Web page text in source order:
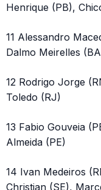
Henrique (PB),
11 Alessandro
Dalmo Meirelles
12 Rodrigo Jorge
Toledo (RJ)
13 Fabio Gouveia
Almeida (PE)
14 Ivan Medeiros
Christian (SE),